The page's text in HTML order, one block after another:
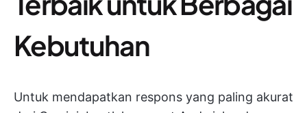
Kebutuhan
Untuk mendapatkan respons yang paling akurat